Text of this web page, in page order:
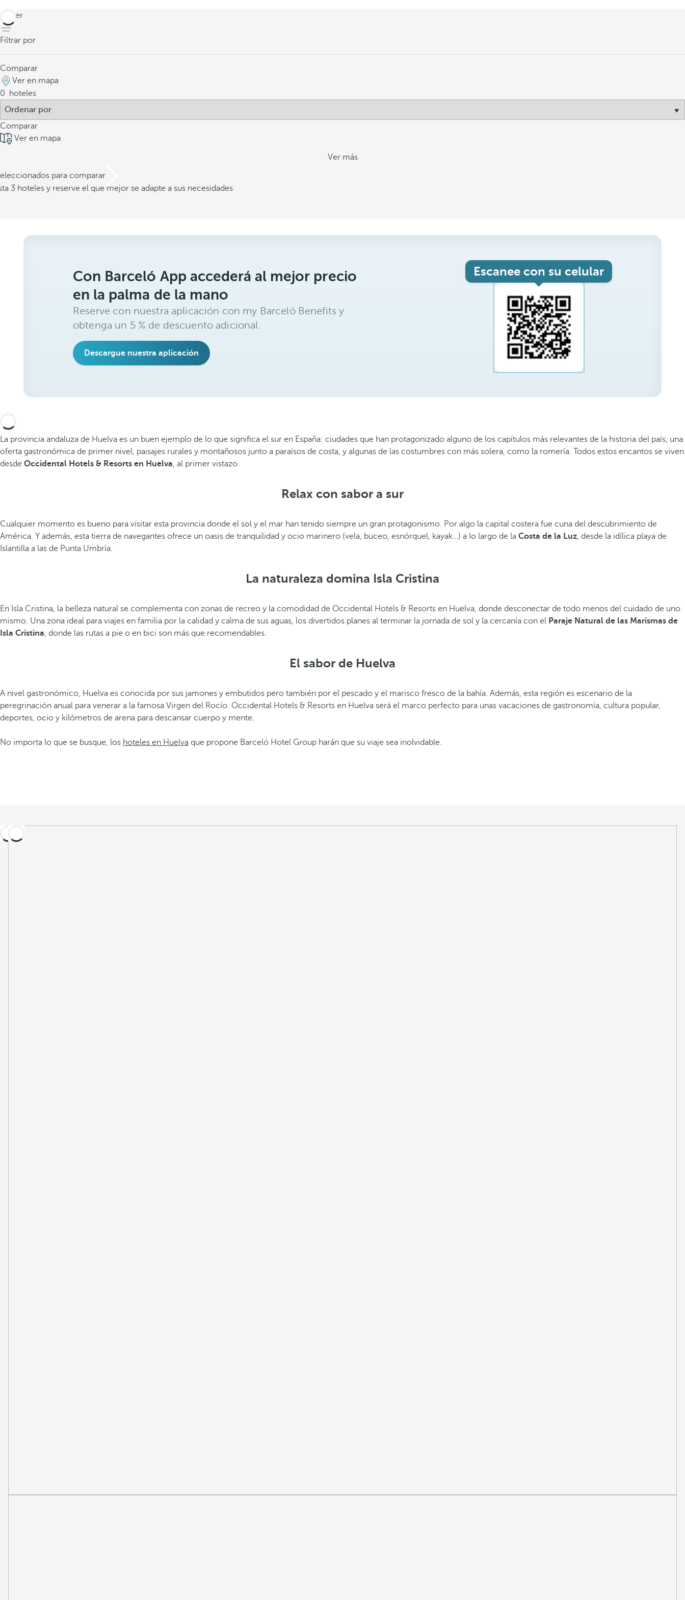
volver
Filtrar por
Comparar
Ver en mapa
0
hoteles
Comparar
Ver en mapa
Ver más
para comparar
3 hoteles y reserve el que mejor se adapte a sus necesidades
Con Barceló App accederá al mejor precio
en la palma de la mano
Reserve con nuestra aplicación con my Barceló Benefits y
obtenga un 5 % de descuento adicional.
Descargue nuestra aplicación
Escanee con su celular
La provincia andaluza de Huelva es un buen ejemplo de lo que significa el sur en España: ciudades que han protagonizado alguno de los capítulos más relevantes de la historia del país, una
oferta gastronómica de primer nivel, paisajes rurales y montañosos junto a paraísos de costa, y algunas de las costumbres con más solera, como la romería. Todos estos encantos se viven
desde Occidental Hotels & Resorts en Huelva, al primer vistazo.
Relax con sabor a sur
Cualquier momento es bueno para visitar esta provincia donde el sol y el mar han tenido siempre un gran protagonismo. Por algo la capital costera fue cuna del descubrimiento de
América. Y además, esta tierra de navegantes ofrece un oasis de tranquilidad y ocio marinero (vela, buceo, esnórquel, kayak…) a lo largo de la Costa de la Luz, desde la idílica playa de
Islantilla a las de Punta Umbría.
La naturaleza domina Isla Cristina
En Isla Cristina, la belleza natural se complementa con zonas de recreo y la comodidad de Occidental Hotels & Resorts en Huelva, donde desconectar de todo menos del cuidado de uno
mismo. Una zona ideal para viajes en familia por la calidad y calma de sus aguas, los divertidos planes al terminar la jornada de sol y la cercanía con el Paraje Natural de las Marismas de
Isla Cristina, donde las rutas a pie o en bici son más que recomendables.
El sabor de Huelva
A nivel gastronómico, Huelva es conocida por sus jamones y embutidos pero también por el pescado y el marisco fresco de la bahía. Además, esta región es escenario de la
peregrinación anual para venerar a la famosa Virgen del Rocío. Occidental Hotels & Resorts en Huelva será el marco perfecto para unas vacaciones de gastronomía, cultura popular,
deportes, ocio y kilómetros de arena para descansar cuerpo y mente.
No importa lo que se busque, los hoteles en Huelva que propone Barceló Hotel Group harán que su viaje sea inolvidable.